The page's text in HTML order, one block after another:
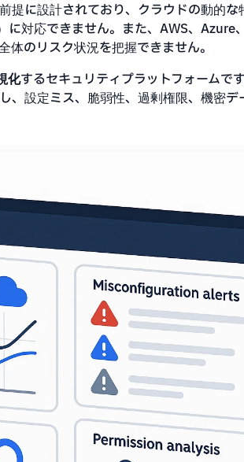
に設計されており、クラウドの動的な
対応できません。また、AWS、Azure
のリスク状況を把握できません。
化するセキュリティプラットフォームで
、設定ミス、脆弱性、過剰権限、機密